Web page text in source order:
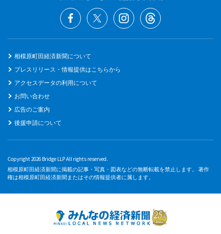
相模原町田経済新聞について
プレスリリース・情報提供はこちらから
アクセスデータの利用について
お問い合わせ
広告のご案内
後援申請について
Copyright 2026 Bridge LLP All rights reserved.
相模原町田経済新聞に掲載の記事・写真・図表などの無断転載を禁止します。 著作
権は相模原町田経済新聞またはその情報提供者に属します。